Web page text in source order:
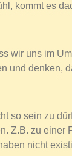
kommt es
wir uns im
und denken,
so sein zu
Z.B. zu einer
nicht